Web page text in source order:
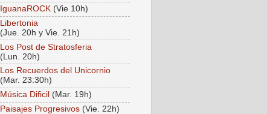
IguanaROCK (Vie 10h)
Libertonia
(Jue. 20h y Vie. 21h)
Los Post de Stratosferia
(Lun. 20h)
Los Recuerdos del Unicornio
(Mar. 23:30h)
Música Dificil (Mar. 19h)
Paisajes Progresivos (Vie. 22h)